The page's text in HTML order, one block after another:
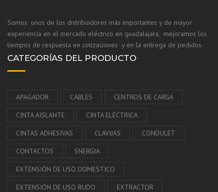
Somos unos de los distribuidores más importantes y de mayor
experiencia en el mercado eléctrico en guadalajara, mejoramos los
tiempos de respuesta en cotizaciones y en la entrega de pedidos.
CATEGORÍAS DEL PRODUCTO
APAGADOR CABLES CENTROS DE CARGA
CINTA AISLANTE CINTA ELÉCTRICA
CINTAS ADHESIVAS CLAVIJAS CONDULET
CONTACTOS ENERGIA
EXTENSIÓN DE USO DOMESTICO
EXTENSIÓN DE USO RUDO EXTRACTOR